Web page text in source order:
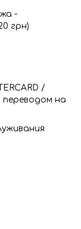
-
грн)
/
переводом на